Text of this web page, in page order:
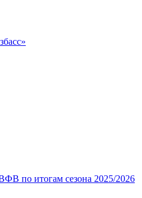
по итогам сезона 2025/2026